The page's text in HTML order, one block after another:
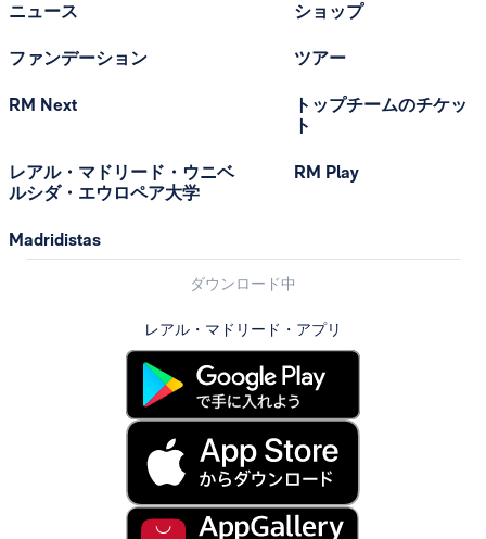
ニュース
ファンデーション
RM Next
レアル・マドリード・ウニベ
ルシダ・エウロペア大学
Madridistas
ショップ
ツアー
トップチームのチケッ
ト
RM Play
ダウンロード中
レアル・マドリード・アプリ